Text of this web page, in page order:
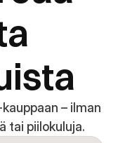
– ilman
tai piilokuluja.